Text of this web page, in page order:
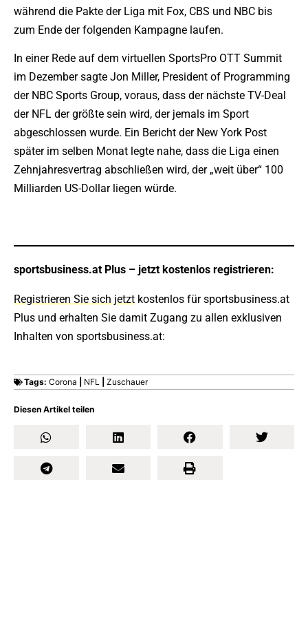
Diesen Artikel teilen
während die Pakte der Liga mit Fox, CBS und NBC bis
zum Ende der folgenden Kampagne laufen.
In einer Rede auf dem virtuellen SportsPro OTT Summit
im Dezember sagte Jon Miller, President of Programming
der NBC Sports Group, voraus, dass der nächste TV-Deal
der NFL der größte sein wird, der jemals im Sport
abgeschlossen wurde. Ein Bericht der New York Post
später im selben Monat legte nahe, dass die Liga einen
Zehnjahresvertrag abschließen wird, der „weit über“ 100
Milliarden US-Dollar liegen würde.
sportsbusiness.at Plus – jetzt kostenlos registrieren:
Registrieren Sie sich jetzt kostenlos für sportsbusiness.at
Plus und erhalten Sie damit Zugang zu allen exklusiven
Inhalten von sportsbusiness.at:
Tags: Corona NFL Zuschauer